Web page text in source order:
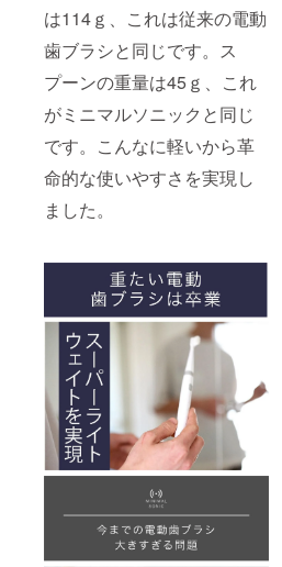
は114ｇ、これは従来の電動
歯ブラシと同じです。ス
プーンの重量は45ｇ、これ
がミニマルソニックと同じ
です。こんなに軽いから革
命的な使いやすさを実現し
ました。